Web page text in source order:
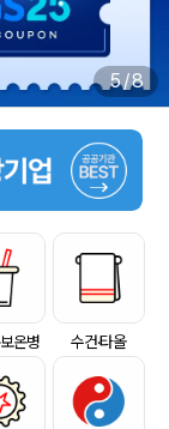
6/8
온병 수건·타올